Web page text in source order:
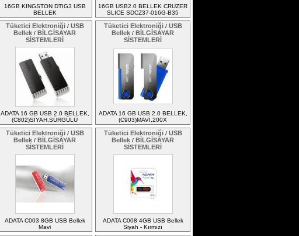
16GB KINGSTON DTIG3 USB
BELLEK
16GB USB2.0 BELLEK CRUZER
SLICE SDCZ37-016G-B35
Tüketici Elektroniği/ USB
Bellek / BİLGİSAYAR
SİSTEMLERİ
ADATA 16 GB USB 2.0 BELLEK,
(C802)SİYAH,SÜRGÜLÜ
Tüketici Elektroniği/ USB
Bellek / BİLGİSAYAR
SİSTEMLERİ
ADATA 16 GB USB 2.0 BELLEK,
(C903)MAVİ,200X
Tüketici Elektroniği/ USB
Bellek / BİLGİSAYAR
SİSTEMLERİ
ADATA C003 8GB USB Bellek
Mavi
Tüketici Elektroniği/ USB
Bellek / BİLGİSAYAR
SİSTEMLERİ
ADATA C008 4GB USB Bellek
Siyah - Kırmızı